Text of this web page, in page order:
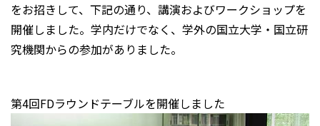
をお招きして、下記の通り、講演およびワークショップを
開催しました。学内だけでなく、学外の国立大学・国立研
究機関からの参加がありました。
第4回FDラウンドテーブルを開催しました